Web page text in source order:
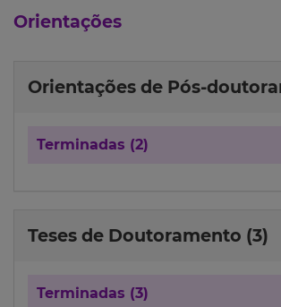
Orientações
Orientações de Pós-
Terminadas (2)
Teses de Doutoramento (3)
Terminadas (3)